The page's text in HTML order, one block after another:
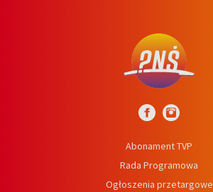
Abonament TVP
Rada Programowa
Ogłoszenia przetargowe